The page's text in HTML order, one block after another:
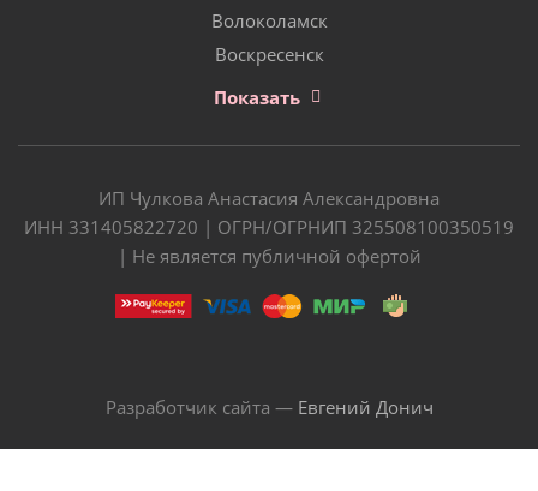
Волоколамск
Воскресенск
Показать
ИП Чулкова Анастасия Александровна
ИНН 331405822720 | ОГРН/ОГРНИП 325508100350519
| Не является публичной офертой
Разработчик сайта — Евгений Донич